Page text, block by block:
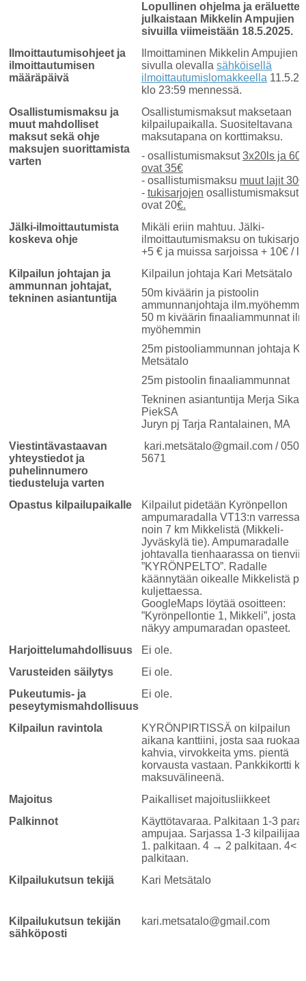
Lopullinen ohjelma ja
julkaistaan Mikkelin Ampujien
sivuilla viimeistään 18.5.2025.
Ilmoittautumisohjeet ja
ilmoittautumisen
määräpäivä
Ilmoittaminen Mikkelin Ampujien
sivulla olevalla sähköisellä
ilmoittautumislomakkeella
klo 23:59 mennessä.
Osallistumismaksu ja
muut mahdolliset
maksut sekä ohje
maksujen suorittamista
varten
Osallistumismaksut maksetaan
kilpailupaikalla. Suositeltavana
maksutapana on korttimaksu.
- osallistumismaksut3x20ls ja
ovat 35€
- osallistumismaksu muut lajit 30€
- tukisarjojen osallistumismaksut
ovat 20€.
Jälki-ilmoittautumista
koskeva ohje
Mikäli eriin mahtuu. Jälki-
ilmoittautumismaksu on
+5 € ja muissa sarjoissa + 10€ /
Kilpailun johtajan ja
ammunnan johtajat,
tekninen asiantuntija
Kilpailun johtaja Kari Metsätalo
50m kiväärin ja pistoolin
ammunnanjohtaja
50 m kiväärin finaaliammunnat
myöhemmin
25m pistooliammunnan johtaja
Metsätalo
25m pistoolin finaaliammunnat
Tekninen asiantuntija Merja
PiekSA
Juryn pj Tarja Rantalainen, MA
Viestintävastaavan
yhteystiedot ja
puhelinnumero
tiedusteluja varten
kari.metsätalo@gmail.com / 050
5671
Opastus kilpailupaikalle
Kilpailut pidetään Kyrönpellon
ampumaradalla VT13:n varressa
noin 7 km Mikkelistä (Mikkeli-
Jyväskylä tie). Ampumaradalle
johtavalla tienhaarassa on
”KYRÖNPELTO”. Radalle
käännytään oikealle Mikkelistä
kuljettaessa.
GoogleMaps löytää osoitteen:
”Kyrönpellontie 1, Mikkeli”, josta
näkyy ampumaradan opasteet.
Harjoittelumahdollisuus
Ei ole.
Varusteiden säilytys
Ei ole.
Pukeutumis- ja
peseytymismahdollisuus
Ei ole.
Kilpailun ravintola
KYRÖNPIRTISSÄ on kilpailun
aikana kanttiini, josta saa ruokaa,
kahvia, virvokkeita yms. pientä
korvausta vastaan. Pankkikortti
maksuvälineenä.
Majoitus
Paikalliset majoitusliikkeet
Palkinnot
Käyttötavaraa. Palkitaan 1-3
ampujaa. Sarjassa 1-3 kilpailijaa
1. palkitaan. 4 → 2 palkitaan. 4<
palkitaan.
Kilpailukutsun tekijä
Kari Metsätalo
Kilpailukutsun tekijän
sähköposti
kari.metsatalo@gmail.com